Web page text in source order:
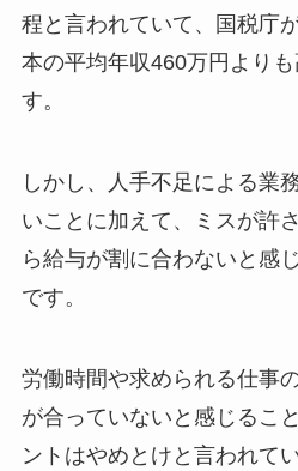
程と言われていて、国税庁
本の平均年収460万円より
す。
しかし、人手不足による業
いことに加えて、ミスが許
ら給与が割に合わないと感
です。
労働時間や求められる仕事
が合っていないと感じるこ
ントはやめとけと言われて